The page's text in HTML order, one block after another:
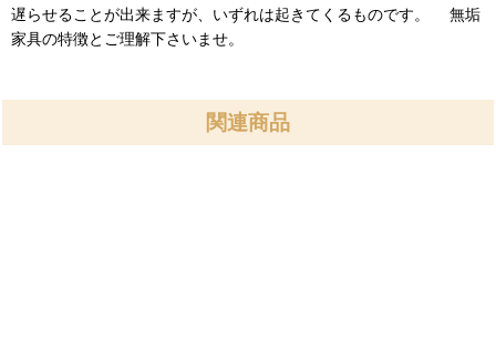
遅らせることが出来ますが、いずれは起きてくるものです。 無垢
家具の特徴とご理解下さいませ。
関連商品